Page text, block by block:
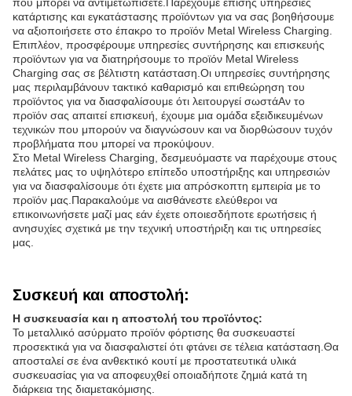
κατάρτισης και εγκατάστασης προϊόντων για να σας βοηθήσουμε
να αξιοποιήσετε στο έπακρο το προϊόν Metal Wireless Charging.
Επιπλέον, προσφέρουμε υπηρεσίες συντήρησης και επισκευής
προϊόντων για να διατηρήσουμε το προϊόν Metal Wireless
Charging σας σε βέλτιστη κατάσταση.Οι υπηρεσίες συντήρησης
μας περιλαμβάνουν τακτικό καθαρισμό και επιθεώρηση του
προϊόντος για να διασφαλίσουμε ότι λειτουργεί σωστάΑν το
προϊόν σας απαιτεί επισκευή, έχουμε μια ομάδα εξειδικευμένων
τεχνικών που μπορούν να διαγνώσουν και να διορθώσουν τυχόν
προβλήματα που μπορεί να προκύψουν.
Στο Metal Wireless Charging, δεσμευόμαστε να παρέχουμε στους
πελάτες μας το υψηλότερο επίπεδο υποστήριξης και υπηρεσιών
για να διασφαλίσουμε ότι έχετε μια απρόσκοπτη εμπειρία με το
προϊόν μας.Παρακαλούμε να αισθάνεστε ελεύθεροι να
επικοινωνήσετε μαζί μας εάν έχετε οποιεσδήποτε ερωτήσεις ή
ανησυχίες σχετικά με την τεχνική υποστήριξη και τις υπηρεσίες
μας.
Συσκευή και αποστολή:
Η συσκευασία και η αποστολή του προϊόντος:
Το μεταλλικό ασύρματο προϊόν φόρτισης θα συσκευαστεί
προσεκτικά για να διασφαλιστεί ότι φτάνει σε τέλεια κατάσταση.Θα
αποσταλεί σε ένα ανθεκτικό κουτί με προστατευτικά υλικά
συσκευασίας για να αποφευχθεί οποιαδήποτε ζημιά κατά τη
διάρκεια της διαμετακόμισης.